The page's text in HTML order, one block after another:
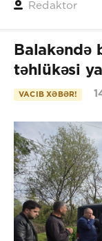
Redaktor
Balakəndə
təhlükəsi
VACIB XƏBƏR!